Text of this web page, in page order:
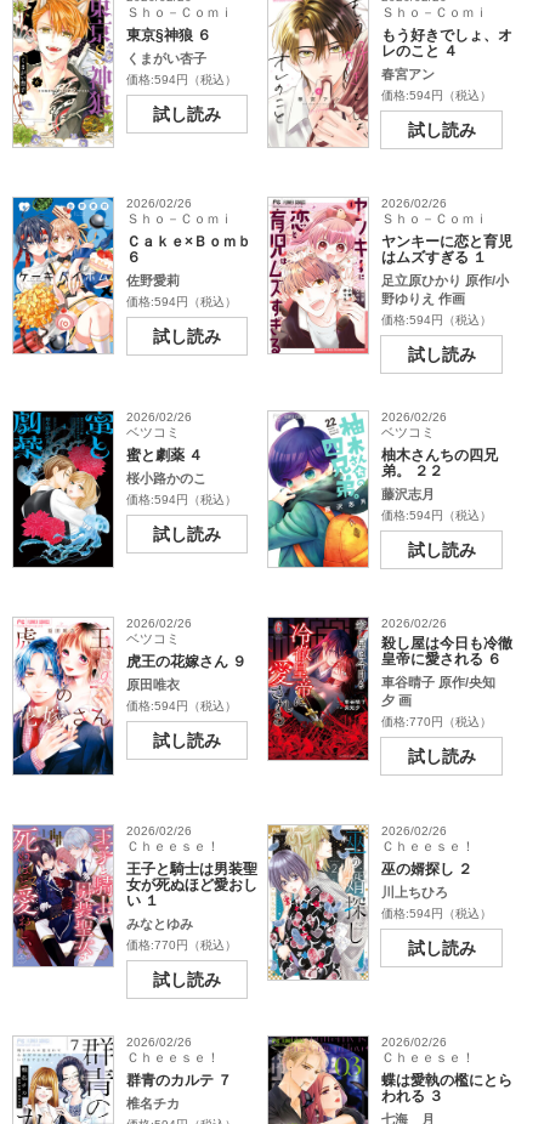
Ｓｈｏ－Ｃｏｍｉ
東京§神狼 ６
くまがい杏子
価格:594円（税込）
試し読み
Ｓｈｏ－Ｃｏｍｉ
もう好きでしょ、オ
レのこと ４
春宮アン
価格:594円（税込）
試し読み
2026/02/26
Ｓｈｏ－Ｃｏｍｉ
Ｃａｋｅ×Ｂｏｍｂ
６
佐野愛莉
価格:594円（税込）
試し読み
2026/02/26
Ｓｈｏ－Ｃｏｍｉ
ヤンキーに恋と育児
はムズすぎる １
足立原ひかり 原作/小
野ゆりえ 作画
価格:594円（税込）
試し読み
2026/02/26
ベツコミ
蜜と劇薬 ４
桜小路かのこ
価格:594円（税込）
試し読み
2026/02/26
ベツコミ
柚木さんちの四兄
弟。 ２２
藤沢志月
価格:594円（税込）
試し読み
2026/02/26
ベツコミ
虎王の花嫁さん ９
原田唯衣
価格:594円（税込）
試し読み
2026/02/26
殺し屋は今日も冷徹
皇帝に愛される ６
車谷晴子 原作/央知
夕 画
価格:770円（税込）
試し読み
2026/02/26
Ｃｈｅｅｓｅ！
王子と騎士は男装聖
女が死ぬほど愛おし
い １
みなとゆみ
価格:770円（税込）
試し読み
2026/02/26
Ｃｈｅｅｓｅ！
巫の婿探し ２
川上ちひろ
価格:594円（税込）
試し読み
2026/02/26
Ｃｈｅｅｓｅ！
群青のカルテ ７
椎名チカ
2026/02/26
Ｃｈｅｅｓｅ！
蝶は愛執の檻にとら
われる ３
七海 月